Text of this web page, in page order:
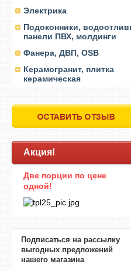
Электрика
Подоконники,
панели ПВХ, молдинги
Фанера, ДВП, OSB
Керамогранит, плитка
керамическая
Акция!
Две порции по цене
одной!
Подписаться на рассылку
выгодных предложений
нашего магазина